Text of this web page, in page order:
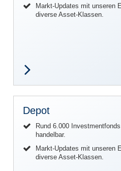
Markt-Updates mit unseren
diverse Asset-Klassen.
Depot
Rund 6.000
handelbar.
Markt-Updates mit unseren
diverse Asset-Klassen.